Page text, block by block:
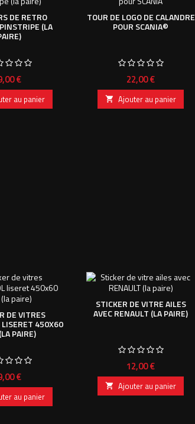
DE RETRO
(LA
€
au panier
TOUR DE LOGO DE CALANDRE
POUR SCANIA©
Prix
22,00 €
 Ajouter au panier
DE VITRES
LISERET 450X60
PAIRE)
€
au panier
STICKER DE VITRE AILES
AVEC RENAULT (LA PAIRE)
Prix
12,00 €
 Ajouter au panier